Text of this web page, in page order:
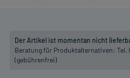
Der Artikel ist momentan nicht
Beratung für Produktalternativen: Tel.
(gebührenfrei)